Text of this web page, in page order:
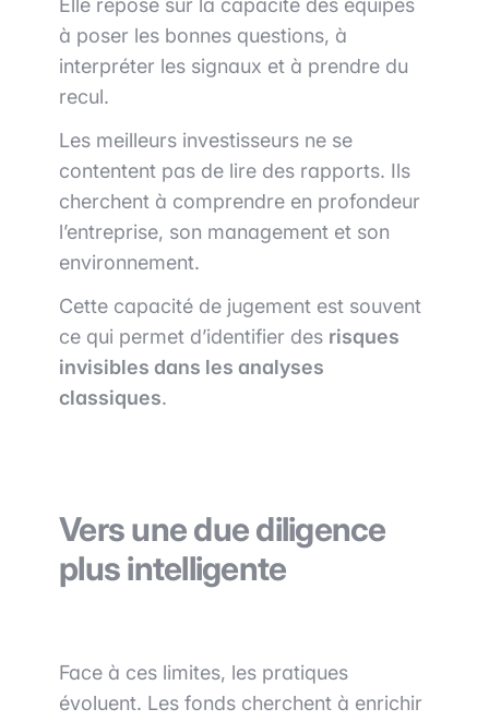
Elle repose sur la capacité des équipes
à poser les bonnes questions, à
interpréter les signaux et à prendre du
recul.
Les meilleurs investisseurs ne se
contentent pas de lire des rapports. Ils
cherchent à comprendre en profondeur
l’entreprise, son management et son
environnement.
Cette capacité de jugement est souvent
ce qui permet d’identifier des risques
invisibles dans les analyses
classiques.
Vers une due diligence
plus intelligente
Face à ces limites, les pratiques
évoluent. Les fonds cherchent à enrichir